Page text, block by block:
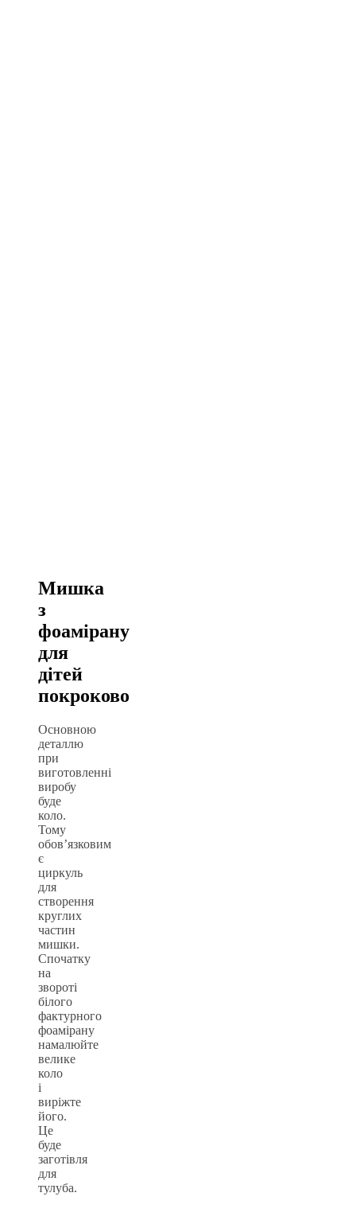
Мишка
з
фоамірану
для
дітей
покроково
Основною
деталлю
при
виготовленні
виробу
буде
коло.
Тому
обов’язковим
є
циркуль
для
створення
круглих
частин
мишки.
Спочатку
на
звороті
білого
фактурного
фоамірану
намалюйте
велике
коло
і
виріжте
його.
Це
буде
заготівля
для
тулуба.